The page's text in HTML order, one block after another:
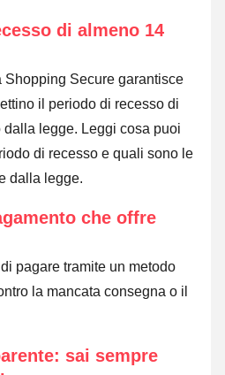
di almeno 14
Shopping Secure garantisce
il periodo di recesso di
dalla legge. Leggi cosa puoi
di recesso e quali sono le
dalla legge.
che offre
pagare tramite un metodo
la mancata consegna o il
sai sempre